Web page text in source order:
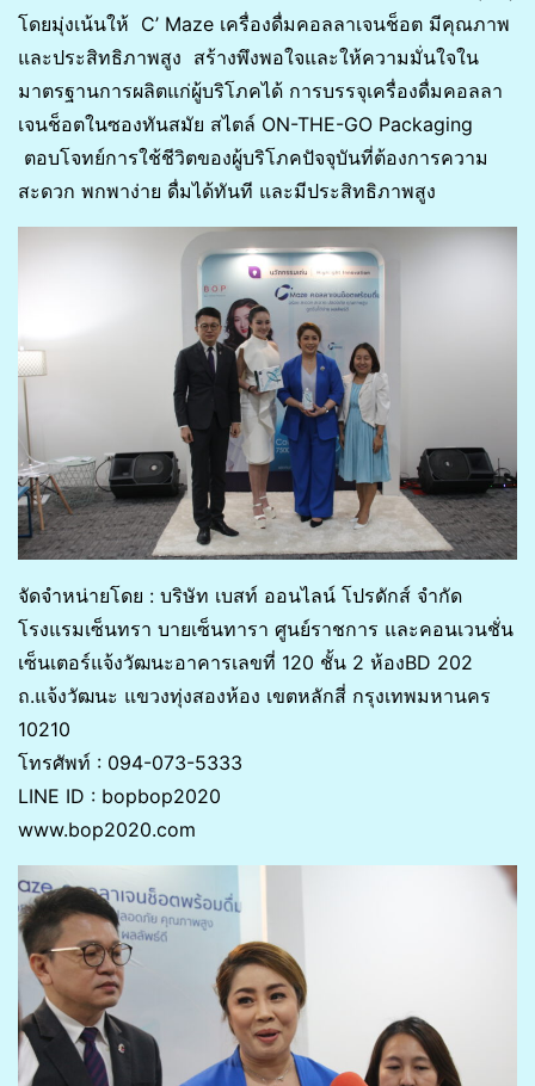
โดยมุ่งเน้นให้ C’ Maze เครื่องดื่มคอลลาเจนช็อต มีคุณภาพ
และประสิทธิภาพสูง สร้างพึงพอใจและให้ความมั่นใจใน
มาตรฐานการผลิตแก่ผู้บริโภคได้ การบรรจุเครื่องดื่มคอลลา
เจนช็อตในซองทันสมัย สไตล์ ON-THE-GO Packaging
ตอบโจทย์การใช้ชีวิตของผู้บริโภคปัจจุบันที่ต้องการความ
สะดวก พกพาง่าย ดื่มได้ทันที และมีประสิทธิภาพสูง
จัดจำหน่ายโดย : บริษัท เบสท์ ออนไลน์ โปรดักส์ จำกัด
โรงแรมเซ็นทรา บายเซ็นทารา ศูนย์ราชการ และคอนเวนชั่น
เซ็นเตอร์แจ้งวัฒนะอาคารเลขที่ 120 ชั้น 2 ห้องBD 202
ถ.แจ้งวัฒนะ แขวงทุ่งสองห้อง เขตหลักสี่ กรุงเทพมหานคร
10210
โทรศัพท์ : 094-073-5333
LINE ID : bopbop2020
www.bop2020.com